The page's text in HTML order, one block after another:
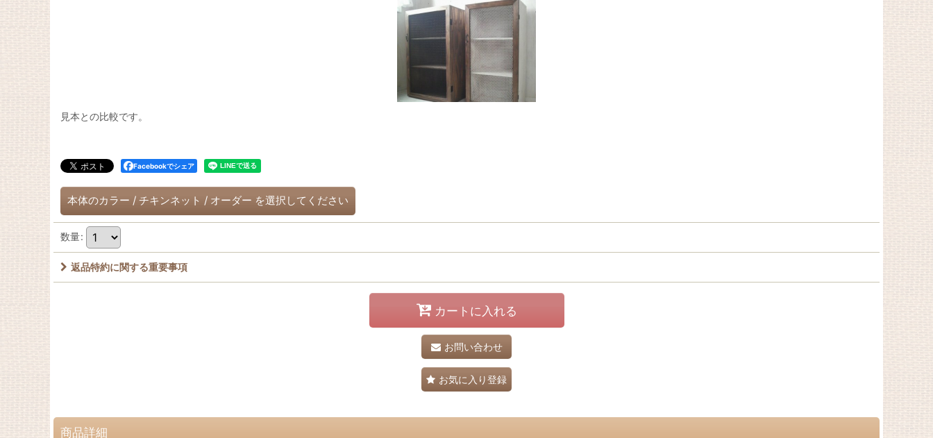
見本との比較です。
Facebookでシェア
本体のカラー / チキンネット / オーダー を選択してください
数量:
返品特約に関する重要事項
カートに入れる
お問い合わせ
お気に入り登録
商品詳細